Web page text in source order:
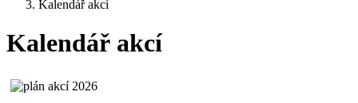
Kalendář akcí
Kalendář akcí